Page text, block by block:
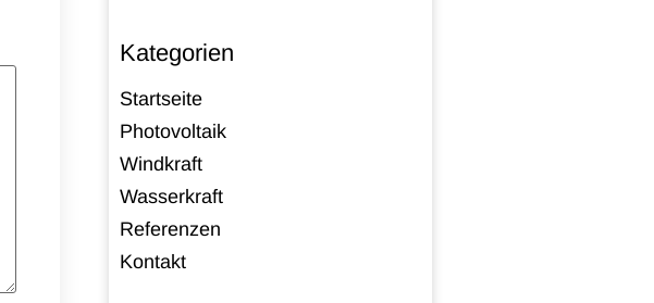
Kategorien
Startseite
Photovoltaik
Windkraft
Wasserkraft
Referenzen
Kontakt